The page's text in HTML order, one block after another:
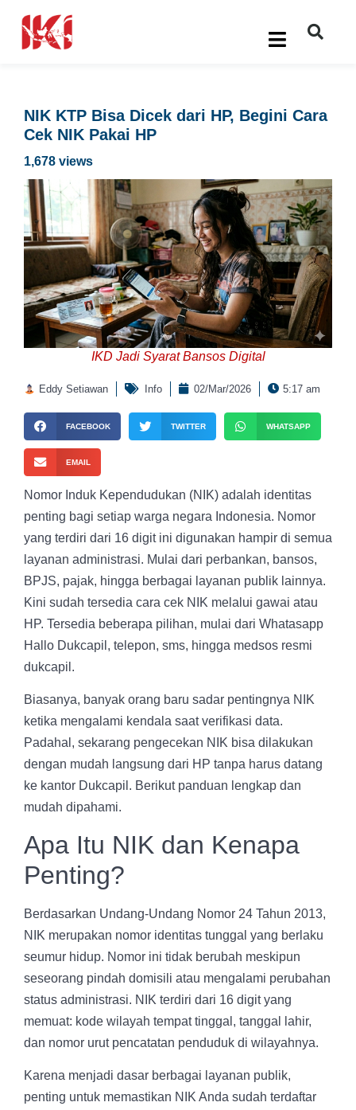
NIK KTP Bisa Dicek dari HP, Begini Cara
Cek NIK Pakai HP
1,678 views
IKD Jadi Syarat Bansos Digital
Eddy Setiawan Info 02/Mar/2026 5:17 am
FACEBOOK TWITTER WHATSAPP
EMAIL
Nomor Induk Kependudukan (NIK) adalah identitas
penting bagi setiap warga negara Indonesia. Nomor
yang terdiri dari 16 digit ini digunakan hampir di semua
layanan administrasi. Mulai dari perbankan, bansos,
BPJS, pajak, hingga berbagai layanan publik lainnya.
Kini sudah tersedia cara cek NIK melalui gawai atau
HP. Tersedia beberapa pilihan, mulai dari Whatasapp
Hallo Dukcapil, telepon, sms, hingga medsos resmi
dukcapil.
Biasanya, banyak orang baru sadar pentingnya NIK
ketika mengalami kendala saat verifikasi data.
Padahal, sekarang pengecekan NIK bisa dilakukan
dengan mudah langsung dari HP tanpa harus datang
ke kantor Dukcapil. Berikut panduan lengkap dan
mudah dipahami.
Apa Itu NIK dan Kenapa
Penting?
Berdasarkan Undang-Undang Nomor 24 Tahun 2013,
NIK merupakan nomor identitas tunggal yang berlaku
seumur hidup. Nomor ini tidak berubah meskipun
seseorang pindah domisili atau mengalami perubahan
status administrasi. NIK terdiri dari 16 digit yang
memuat: kode wilayah tempat tinggal, tanggal lahir,
dan nomor urut pencatatan penduduk di wilayahnya.
Karena menjadi dasar berbagai layanan publik,
penting untuk memastikan NIK Anda sudah terdaftar